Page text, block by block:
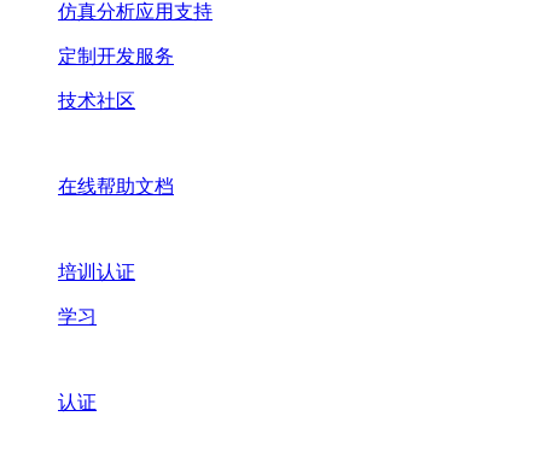
仿真分析应用支持
定制开发服务
技术社区
在线帮助文档
培训认证
学习
认证